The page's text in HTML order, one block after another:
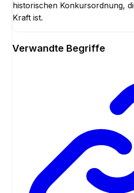
historischen Konkursordnung,
Kraft ist.
Verwandte Begriffe